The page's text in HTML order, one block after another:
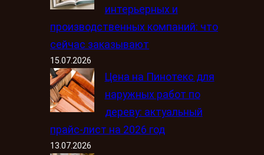
интерьерных и
производственных компаний: что
сейчас заказывают
15.07.2026
Цена на Пинотекс для
наружных работ по
дереву: актуальный
прайс-лист на 2026 год
13.07.2026